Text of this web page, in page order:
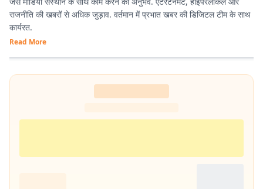
राजनीति की खबरों से अधिक जुड़ाव. वर्तमान में प्रभात खबर की डिजिटल टीम के साथ
कार्यरत.
Read More